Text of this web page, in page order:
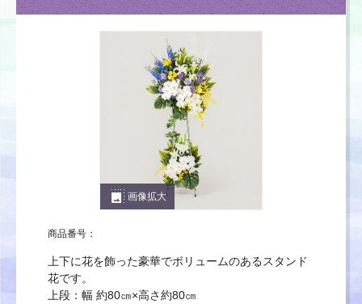
photo_size_select_large 画像拡大
商品番号：
上下に花を飾った豪華でボリュームのあるスタンド
花です。
上段：幅 約80㎝×高さ約80㎝